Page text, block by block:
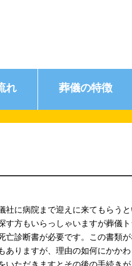
れ 葬儀の特徴
に病院まで迎えに来てもらう
方もいらっしゃいますが葬儀
診断書が必要です。この書類
りますが、理由の如何にかか